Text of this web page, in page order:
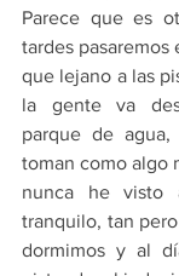
Parece que es
tardes pasaremos
que lejano a las
la gente va
parque de
toman como algo
nunca he visto
tranquilo, tan
dormimos y al